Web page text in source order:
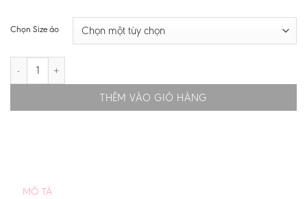
Chọn Size áo
THÊM VÀO GIỎ HÀNG
MÔ TẢ